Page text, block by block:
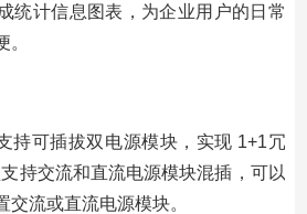
统计信息图表，为企业用户的日常
持可插拔双电源模块，实现 1+1冗
持交流和直流电源模块混插，可以
流或直流电源模块。